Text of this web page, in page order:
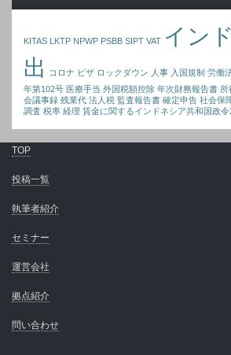
KITAS LKTP NPWP PSBB SIPT VAT イン
出
コロナ ビザ ロックダウン 人事 入国規制 労働
年第102号 医療手当 外国税額控除 年次財務報告書 所
会議事録 残業代 法人税 監査報告書 確定申告 社会保
調査 税率 経理 賃金に関するインドネシア共和国政
TOP
投稿一覧
執筆者紹介
セミナー
運営会社
拠点紹介
問い合わせ